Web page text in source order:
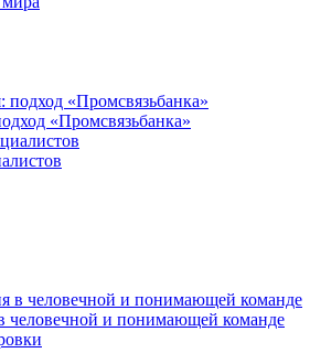
«Промсвязьбанка»
человечной и понимающей команде